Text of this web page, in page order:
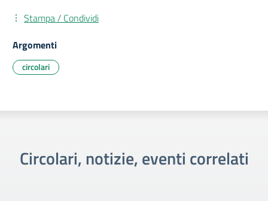
Stampa / Condividi
Argomenti
circolari
Circolari, notizie, eventi correlati